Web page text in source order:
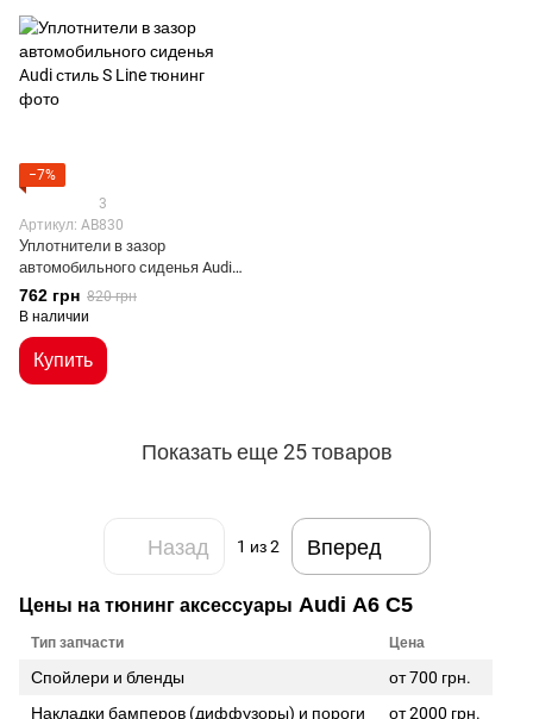
−7%
3
Артикул: AB830
Уплотнители в зазор
автомобильного сиденья Audi
стиль S Line
762 грн 820 грн
В наличии
Купить
Показать еще 25 товаров
Назад 1 из 2 Вперед
Цены на тюнинг аксессуары Audi А6 С5
Тип запчасти Цена
Спойлери и бленды
от 700 грн.
Накладки бамперов (диффузоры) и пороги
от 2000 грн.